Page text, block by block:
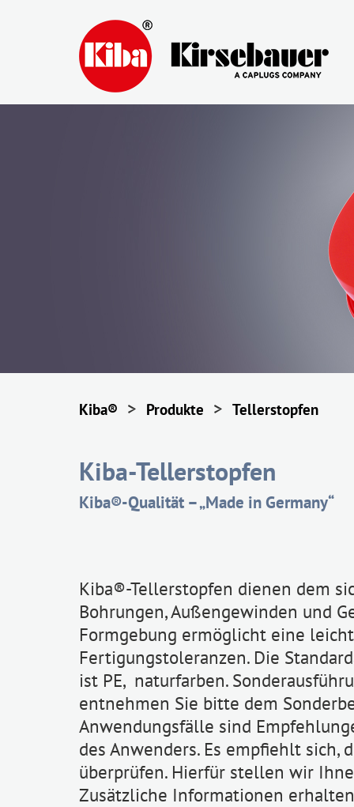
Kiba® > Produkte > Tellerstopfen
Kiba-Tellerstopfen
Kiba®-Qualität – „Made in Germany“
Kiba®-Tellerstopfen dienen dem
Bohrungen, Außengewinden und
Formgebung ermöglicht eine
Fertigungstoleranzen. Die
ist PE, naturfarben.
entnehmen Sie bitte dem
Anwendungsfälle sind
des Anwenders. Es empfiehlt sich,
überprüfen. Hierfür stellen wir
Zusätzliche Informationen